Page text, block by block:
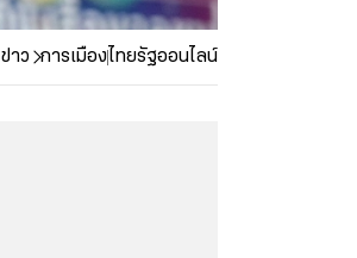
ข่าว การเมืองไทยรัฐออนไลน์